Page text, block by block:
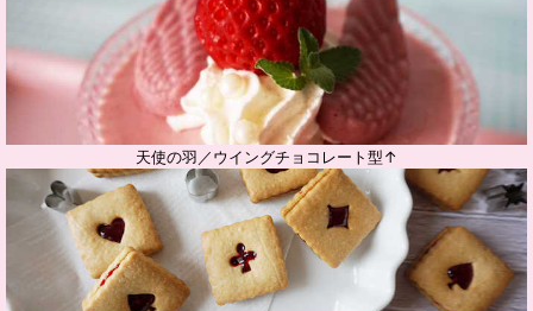
天使の羽／ウイングチョコレート型↑